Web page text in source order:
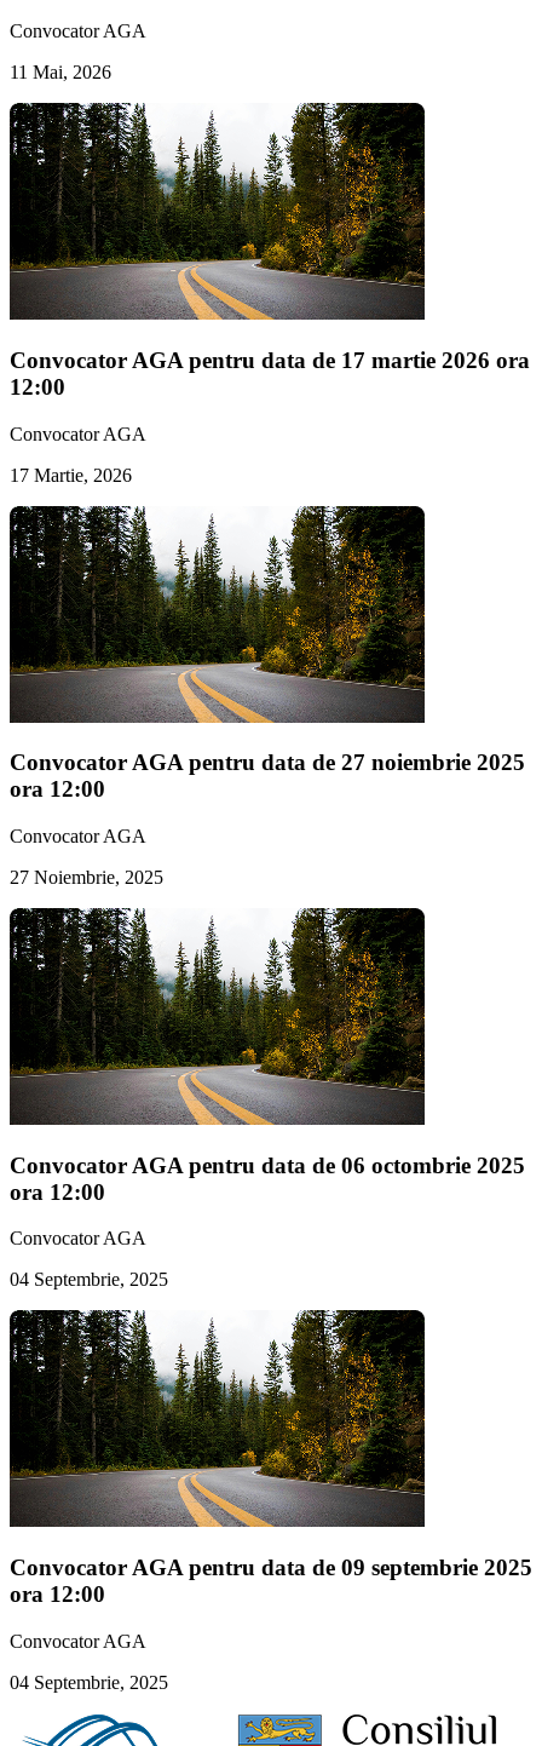
Convocator AGA
11 Mai, 2026
Convocator AGA pentru data de 17 martie 2026 ora
12:00
Convocator AGA
17 Martie, 2026
Convocator AGA pentru data de 27 noiembrie 2025
ora 12:00
Convocator AGA
27 Noiembrie, 2025
Convocator AGA pentru data de 06 octombrie 2025
ora 12:00
Convocator AGA
04 Septembrie, 2025
Convocator AGA pentru data de 09 septembrie 2025
ora 12:00
Convocator AGA
04 Septembrie, 2025